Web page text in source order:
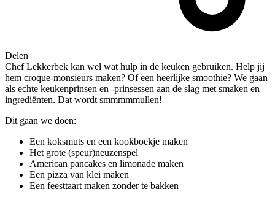
Delen
Chef Lekkerbek kan wel wat hulp in de keuken gebruiken. Help jij
hem croque-monsieurs maken? Of een heerlijke smoothie? We gaan
als echte keukenprinsen en -prinsessen aan de slag met smaken en
ingrediënten. Dat wordt smmmmmullen!
Dit gaan we doen:
Een koksmuts en een kookboekje maken
Het grote (speur)neuzenspel
American pancakes en limonade maken
Een pizza van klei maken
Een feesttaart maken zonder te bakken